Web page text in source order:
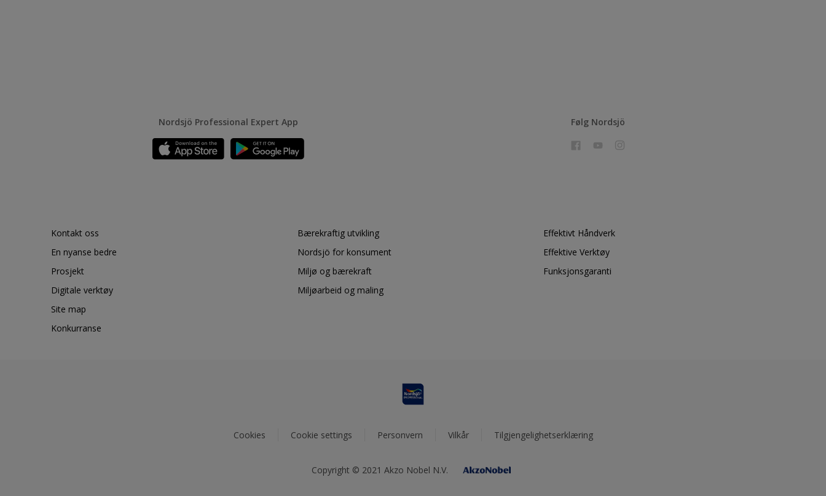
Nordsjö Professional Expert App Følg Nordsjö
Kontakt oss
En nyanse bedre
Prosjekt
Digitale verktøy
Site map
Konkurranse
Bærekraftig utvikling
Nordsjö for konsument
Miljø og bærekraft
Miljøarbeid og maling
Effektivt Håndverk
Effektive Verktøy
Funksjonsgaranti
Cookies Cookie settings Personvern Vilkår Tilgjengelighetserklæring
Copyright © 2021 Akzo Nobel N.V.